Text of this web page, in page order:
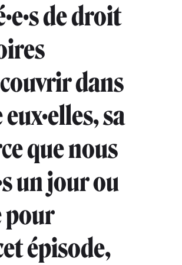
de droit
dans
sa
que nous
un jour ou
pour
épisode,